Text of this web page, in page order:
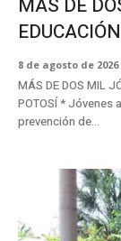
MÁS DE
8 de agosto de 2026
MÁS DE DOS MIL
POTOSÍ * Jóvenes al Volante llegó a Ciudad Valles para fortalecer la
prevención de...